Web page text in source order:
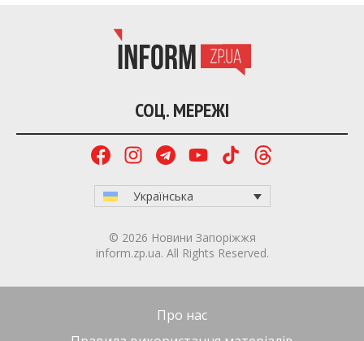
СОЦ. МЕРЕЖІ
Українська
© 2026 Новини Запоріжжя
inform.zp.ua. All Rights Reserved.
Про нас